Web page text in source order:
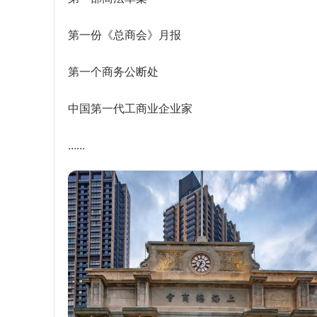
第一份《总商会》月报
第一个商务公断处
中国第一代工商业企业家
......